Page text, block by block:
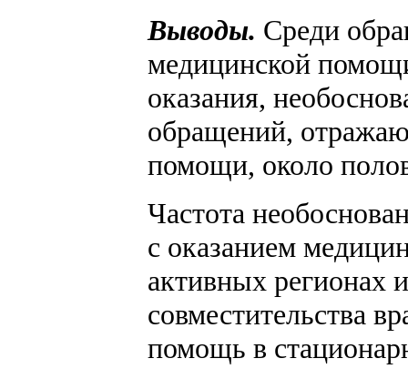
Выводы. Среди
медицинской
оказания,
обращений,
помощи, около
Частота
с оказанием
активных регионах
совместительства
помощь в